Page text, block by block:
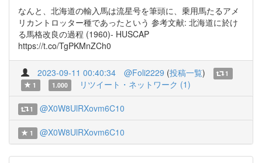
なんと、北海道の輸入馬は流星号を筆頭に、乗用馬たるアメ
リカントロッター種であったという 参考文献: 北海道に於け
る馬格改良の過程 (1960)- HUSCAP
https://t.co/TgPKMnZCh0
2023-09-11 00:40:34 @Foli2229 (投稿一覧)
1
1
1.000 リツイート・ネットワーク (1)
1 @X0W8UlRXovm6C10
1 @X0W8UlRXovm6C10